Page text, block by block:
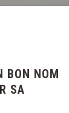
BON NOM
SA